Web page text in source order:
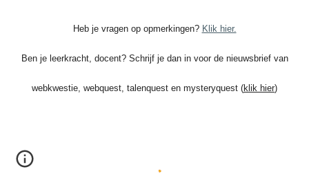
Heb je vragen op opmerkingen? Klik hier.
Ben je leerkracht, docent? Schrijf je dan in voor de nieuwsbrief van
webkwestie, webquest, talenquest en mysteryquest (klik hier)